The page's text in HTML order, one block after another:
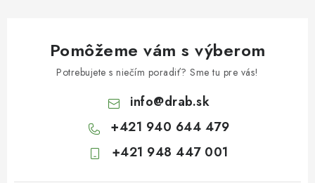
Pomôžeme vám s výberom
Potrebujete s niečím poradiť? Sme tu pre vás!
info@drab.sk
+421 940 644 479
+421 948 447 001